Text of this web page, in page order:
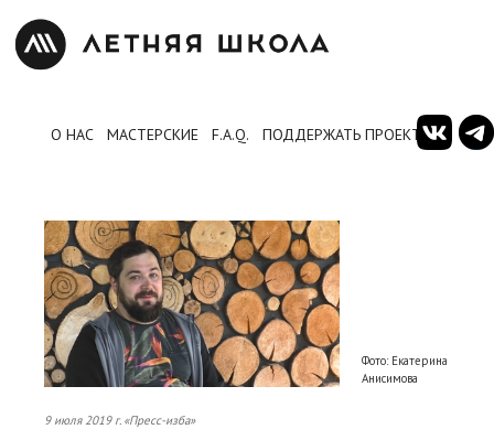
О НАС МАСТЕРСКИЕ F.A.Q. ПОДДЕРЖАТЬ ПРОЕКТ
Фото: Екатерина
Анисимова
9 июля 2019 г. «Пресс-изба»